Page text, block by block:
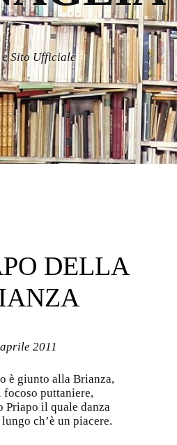
Sito Ufficiale
DELLA
2011
è giunto alla Brianza,
focoso puttaniere,
il quale danza
ch’è un piacere.